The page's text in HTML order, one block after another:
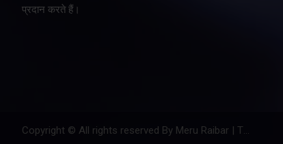
प्रदान करते हैं।
Copyright © All rights reserved By Meru Raibar | Theme by